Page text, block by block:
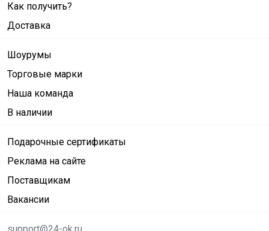
Как получить?
Доставка
Шоурумы
Торговые марки
Наша команда
В наличии
Подарочные сертификаты
Реклама на сайте
Поставщикам
Вакансии